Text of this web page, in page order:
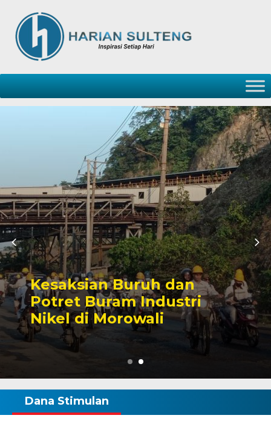
Sengketa
Tambang yang
Karier Politik
Dana Stimulan